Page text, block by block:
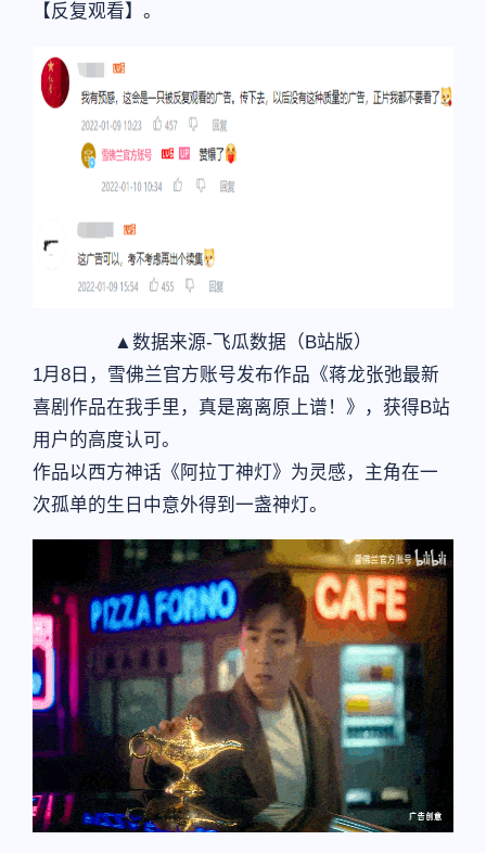
【反复观看】。
▲数据来源-飞瓜数据（B站版）
1月8日，雪佛兰官方账号发布作品《蒋龙张弛最新
喜剧作品在我手里，真是离离原上谱！》，获得B站
用户的高度认可。
作品以西方神话《阿拉丁神灯》为灵感，主角在一
次孤单的生日中意外得到一盏神灯。